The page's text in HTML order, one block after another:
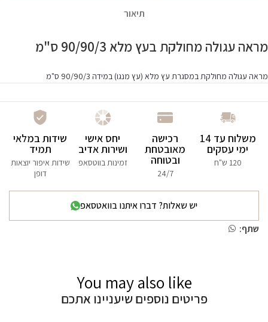
תיאור
מראה עגולה מחולקת בעץ מלא 90/90/3 ס"מ
מראה עגולה מחולקת במסגרת עץ מלא (עץ מנגו) במידה 90/90/3 ס"מ
משלוח עד 14
ימי עסקים
120 ש"ח
רכישה
מאובטחת
ובטוחה
24/7
יחס אישי
ושירות אדיב
זמינות בווטסאפ
שידות במלאי
תמיד
שידות איפור יוצאות
דופן
יש שאלות? דברו איתנו בוואטסאפ
שתף:
You may also like
פריטים נוספים שיעניינו אתכם